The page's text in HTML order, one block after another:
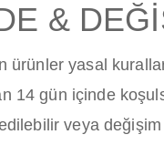
&
ürünler yasal
14 gün içinde
veya değişim